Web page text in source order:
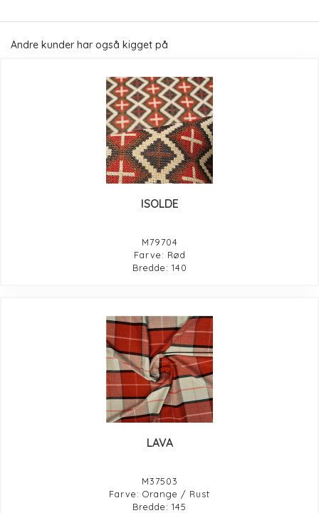
Andre kunder har også kigget på
ISOLDE
M79704
Farve: Rød
Bredde: 140
LAVA
M37503
Farve: Orange / Rust
Bredde: 145